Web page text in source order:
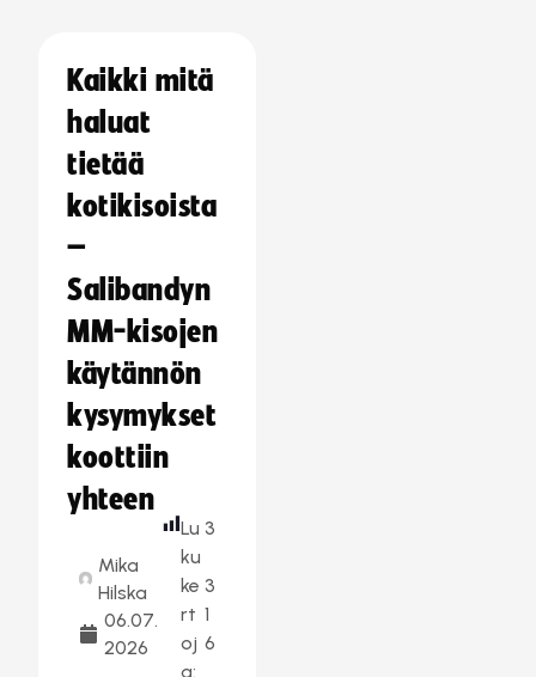
Kaikki mitä
haluat
tietää
kotikisoista
–
Salibandyn
MM-kisojen
käytännön
kysymykset
koottiin
yhteen
Mika
Hilska
06.07.
2026
Lu
ku
ke
rt
oj
a:
3
3
1
6